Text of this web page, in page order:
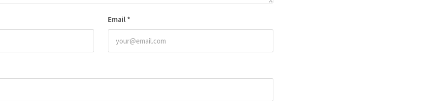
Email *